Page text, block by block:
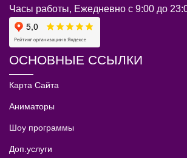
Часы работы, Ежедневно с 9:00 до
ОСНОВНЫЕ ССЫЛКИ
Карта Сайта
Аниматоры
Шоу программы
Доп.услуги